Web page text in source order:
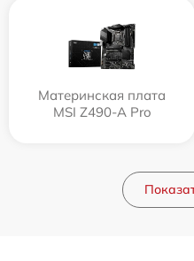
Материнская плата
MSI Z490-A Pro